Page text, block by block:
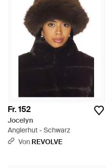
Fr. 152
Jocelyn
Anglerhut - Schwarz
Von REVOLVE